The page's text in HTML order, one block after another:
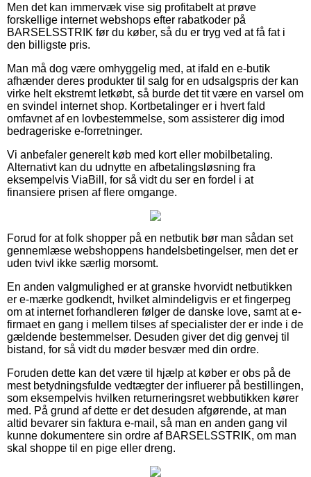
Men det kan immervæk vise sig profitabelt at prøve
forskellige internet webshops efter rabatkoder på
BARSELSSTRIK før du køber, så du er tryg ved at få fat i
den billigste pris.
Man må dog være omhyggelig med, at ifald en e-butik
afhænder deres produkter til salg for en udsalgspris der kan
virke helt ekstremt letkøbt, så burde det tit være en varsel om
en svindel internet shop. Kortbetalinger er i hvert fald
omfavnet af en lovbestemmelse, som assisterer dig imod
bedrageriske e-forretninger.
Vi anbefaler generelt køb med kort eller mobilbetaling.
Alternativt kan du udnytte en afbetalingsløsning fra
eksempelvis ViaBill, for så vidt du ser en fordel i at
finansiere prisen af flere omgange.
Forud for at folk shopper på en netbutik bør man sådan set
gennemlæse webshoppens handelsbetingelser, men det er
uden tvivl ikke særlig morsomt.
En anden valgmulighed er at granske hvorvidt netbutikken
er e-mærke godkendt, hvilket almindeligvis er et fingerpeg
om at internet forhandleren følger de danske love, samt at e-
firmaet en gang i mellem tilses af specialister der er inde i de
gældende bestemmelser. Desuden giver det dig genvej til
bistand, for så vidt du møder besvær med din ordre.
Foruden dette kan det være til hjælp at køber er obs på de
mest betydningsfulde vedtægter der influerer på bestillingen,
som eksempelvis hvilken returneringsret webbutikken kører
med. På grund af dette er det desuden afgørende, at man
altid bevarer sin faktura e-mail, så man en anden gang vil
kunne dokumentere sin ordre af BARSELSSTRIK, om man
skal shoppe til en pige eller dreng.